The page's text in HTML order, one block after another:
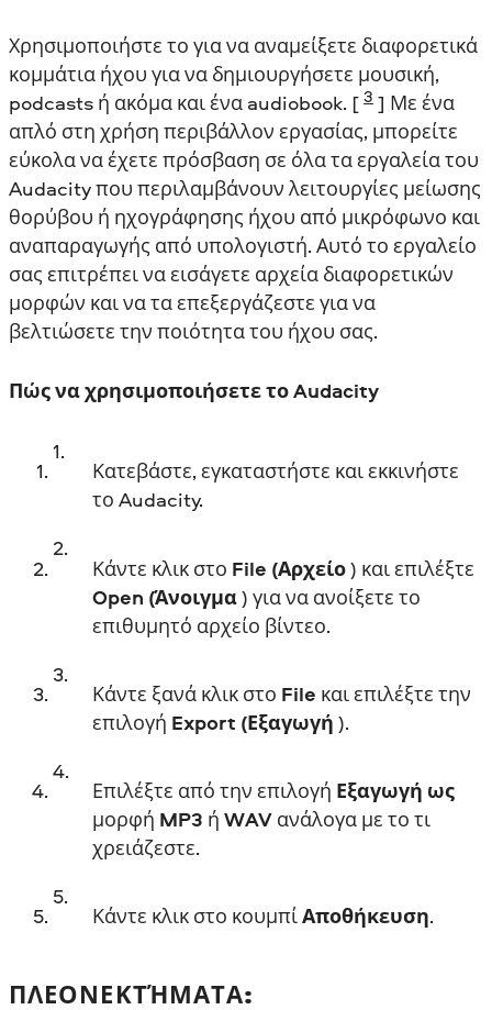
Χρησιμοποιήστε το για να αναμείξετε διαφορετικά
κομμάτια ήχου για να δημιουργήσετε μουσική,
podcasts ή ακόμα και ένα audiobook. [3 ] Με ένα
απλό στη χρήση περιβάλλον εργασίας, μπορείτε
εύκολα να έχετε πρόσβαση σε όλα τα εργαλεία του
Audacity που περιλαμβάνουν λειτουργίες μείωσης
θορύβου ή ηχογράφησης ήχου από μικρόφωνο και
αναπαραγωγής από υπολογιστή. Αυτό το εργαλείο
σας επιτρέπει να εισάγετε αρχεία διαφορετικών
μορφών και να τα επεξεργάζεστε για να
βελτιώσετε την ποιότητα του ήχου σας.
Πώς να χρησιμοποιήσετε το Audacity
Κατεβάστε, εγκαταστήστε και εκκινήστε
το Audacity.
Κάντε κλικ στο File (Αρχείο) και επιλέξτε
Open (Άνοιγμα) για να ανοίξετε το
επιθυμητό αρχείο βίντεο.
Κάντε ξανά κλικ στο File και επιλέξτε την
επιλογή Export (Εξαγωγή ).
Επιλέξτε από την επιλογή Εξαγωγή ως
μορφή MP3 ή WAVανάλογα με το τι
χρειάζεστε.
Κάντε κλικ στο κουμπίΑποθήκευση.
ΠΛΕΟΝΕΚΤΉΜΑΤΑ: